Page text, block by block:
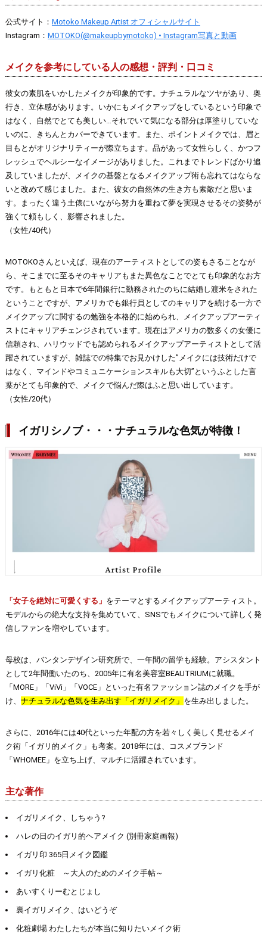
公式サイト： Motoko Makeup Artist オフィシャルサイト
Instagram： MOTOKO(@makeupbymotoko) • Instagram写真と動画
メイクを参考にしている人の感想・評判・口コミ
彼女の素肌をいかしたメイクが印象的です。ナチュラルなツヤがあり、奥
行き、立体感があります。いかにもメイクアップをしているという印象で
はなく、自然でとても美しい…それでいて気になる部分は厚塗りしていな
いのに、きちんとカバーできています。また、ポイントメイクでは、眉と
目もとがオリジナリティーが際立ちます。品があって女性らしく、かつフ
レッシュでヘルシーなイメージがありました。これまでトレンドばかり追
及していましたが、メイクの基盤となるメイクアップ術も忘れてはならな
いと改めて感じました。また、彼女の自然体の生き方も素敵だと思いま
す。まったく違う土俵にいながら努力を重ねて夢を実現させるその姿勢が
強くて頼もしく、影響されました。
（女性/40代）
MOTOKOさんといえば、現在のアーティストとしての姿もさることなが
ら、そこまでに至るそのキャリアもまた異色なことでとても印象的なお方
です。もともと日本で6年間銀行に勤務されたのちに結婚し渡米をされた
ということですが、アメリカでも銀行員としてのキャリアを続ける一方で
メイクアップに関するの勉強を本格的に始められ、メイクアップアーティ
ストにキャリアチェンジされています。現在はアメリカの数多くの女優に
信頼され、ハリウッドでも認められるメイクアップアーティストとして活
躍されていますが、雑誌での特集でお見かけした”メイクには技術だけで
はなく、マインドやコミュニケーションスキルも大切”というふとした言
葉がとても印象的で、メイクで悩んだ際はふと思い出しています。
（女性/20代）
イガリシノブ・・・ナチュラルな色気が特徴！
「女子を絶対に可愛くする」 をテーマとするメイクアップアーティスト。
モデルからの絶大な支持を集めていて、SNSでもメイクについて詳しく発
信しファンを増やしています。
母校は、バンタンデザイン研究所で、一年間の留学も経験。アシスタント
として2年間働いたのち、2005年に有名美容室BEAUTRIUMに就職。
「MORE」「ViVi」「VOCE」といった有名ファッション誌のメイクを手が
け、 ナチュラルな色気を生み出す「イガリメイク」 を生み出しました。
さらに、2016年には40代といった年配の方を若々しく美しく見せるメイ
ク術「イガリ的メイク」も考案。2018年には、コスメブランド
「WHOMEE」を立ち上げ、マルチに活躍されています。
主な著作
イガリメイク、しちゃう?
ハレの日のイガリ的ヘアメイク (別冊家庭画報)
イガリ印 365日メイク図鑑
イガリ化粧 ～大人のためのメイク手帖～
あいすくりーむとじょし
裏イガリメイク、はいどうぞ
化粧劇場 わたしたちが本当に知りたいメイク術